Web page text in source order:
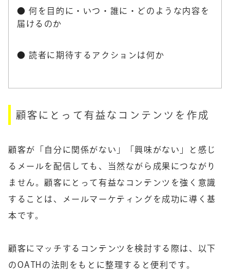
● 何を目的に・いつ・誰に・どのような内容を
届けるのか
● 読者に期待するアクションは何か
顧客にとって有益なコンテンツを作成
顧客が「自分に関係がない」「興味がない」と感じ
るメールを配信しても、当然ながら成果につながり
ません。顧客にとって有益なコンテンツを強く意識
することは、メールマーケティングを成功に導く基
本です。
顧客にマッチするコンテンツを検討する際は、以下
のOATHの法則をもとに整理すると便利です。